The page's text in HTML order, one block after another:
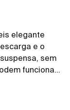
elegante
e o
sem
funcionar
permitindo
de
espaço e